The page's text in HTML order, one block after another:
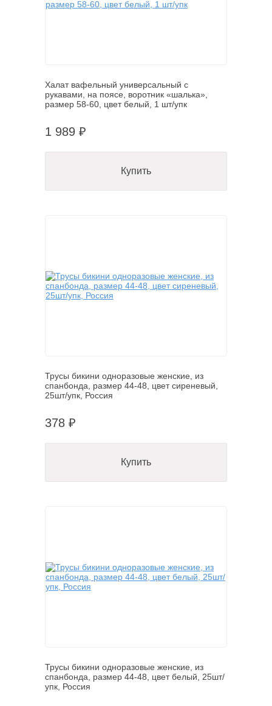
Халат вафельный универсальный с
рукавами, на поясе, воротник «шалька»,
размер 58-60, цвет белый, 1 шт/упк
1 989 ₽
Купить
Трусы бикини одноразовые женские, из
спанбонда, размер 44-48, цвет сиреневый,
25шт/упк, Россия
378 ₽
Купить
Трусы бикини одноразовые женские, из
спанбонда, размер 44-48, цвет белый, 25шт/
упк, Россия